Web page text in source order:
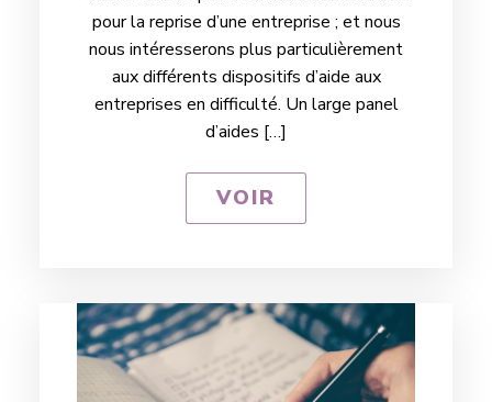
pour la reprise d’une entreprise ; et nous
nous intéresserons plus particulièrement
aux différents dispositifs d’aide aux
entreprises en difficulté. Un large panel
d’aides […]
VOIR